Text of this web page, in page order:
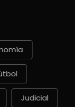
Judicial